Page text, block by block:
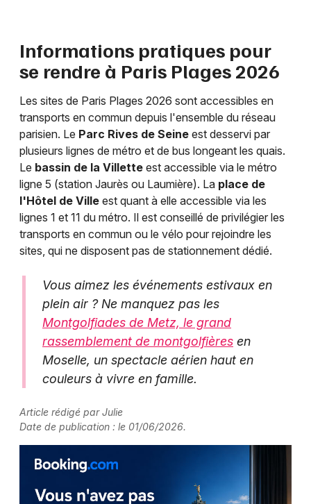
Informations pratiques pour
se rendre à Paris Plages 2026
Les sites de Paris Plages 2026 sont accessibles en
transports en commun depuis l'ensemble du réseau
parisien. Le Parc Rives de Seine est desservi par
plusieurs lignes de métro et de bus longeant les quais.
Le bassin de la Villette est accessible via le métro
ligne 5 (station Jaurès ou Laumière). La place de
l'Hôtel de Ville est quant à elle accessible via les
lignes 1 et 11 du métro. Il est conseillé de privilégier les
transports en commun ou le vélo pour rejoindre les
sites, qui ne disposent pas de stationnement dédié.
Vous aimez les événements estivaux en
plein air ? Ne manquez pas les
Montgolfiades de Metz, le grand
rassemblement de montgolfières en
Moselle, un spectacle aérien haut en
couleurs à vivre en famille.
Article rédigé par Julie
Date de publication : le 01/06/2026.